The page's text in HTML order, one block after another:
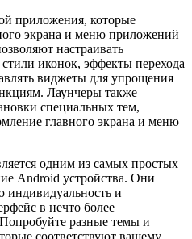
приложения, которые
экрана и меню приложений
настраивать
иконок, эффекты перехода
виджеты для упрощения
Лаунчеры также
специальных тем,
главного экрана и меню
одним из самых простых
Android устройства. Они
индивидуальность и
в нечто более
разные темы и
соответствуют вашему